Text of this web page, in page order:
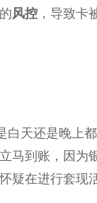
风控 ，导致卡
白天还是晚上
马到账，因为
疑在进行套现